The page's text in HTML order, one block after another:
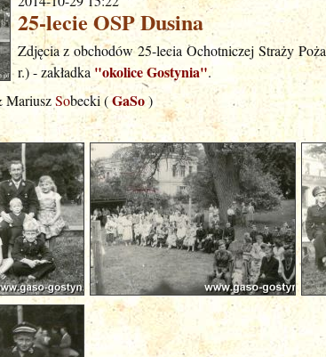
25-lecie OSP Dusina
Zdjęcia z obchodów 25-lecia Ochotniczej Straży
r.) - zakładka "okolice Gostynia".
MariuszSobecki (GaSo)